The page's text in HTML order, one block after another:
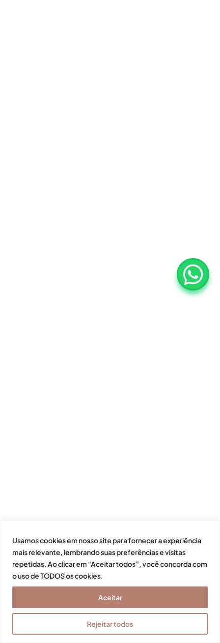
Usamos cookies em nosso site para fornecer a experiência
mais relevante, lembrando suas preferências e visitas
repetidas. Ao clicar em “Aceitar todos”, você concorda com
o uso de TODOS os cookies.
Rejeitar todos
Aceitar